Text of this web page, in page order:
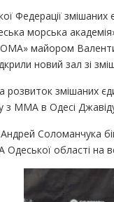
Федерації
морська
майором
новий зал зі
розвиток змішаних
з ММА в Одесі
Соломанчука
області на